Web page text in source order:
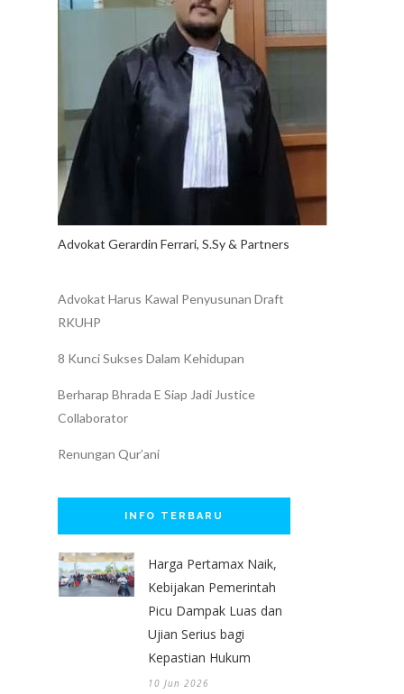
Advokat Gerardin Ferrari, S.Sy & Partners
Advokat Harus Kawal Penyusunan Draft
RKUHP
8 Kunci Sukses Dalam Kehidupan
Berharap Bhrada E Siap Jadi Justice
Collaborator
Renungan Qur’ani
INFO TERBARU
Harga Pertamax Naik,
Kebijakan Pemerintah
Picu Dampak Luas dan
Ujian Serius bagi
Kepastian Hukum
10 Jun 2026